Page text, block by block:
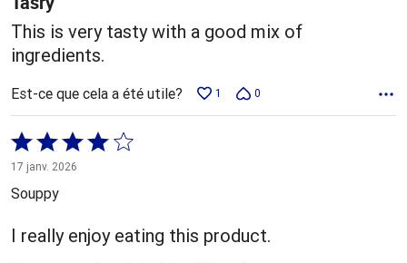
This is very tasty with a good mix of
ingredients.
Est-ce que cela a été utile? 1 0
Coté
4 sur
5
17 janv. 2026
Souppy
I really enjoy eating this product.